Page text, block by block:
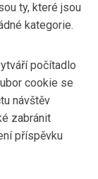
ty, které jsou
kategorie.
počítadlo
cookie se
návštěv
zabránit
příspěvku